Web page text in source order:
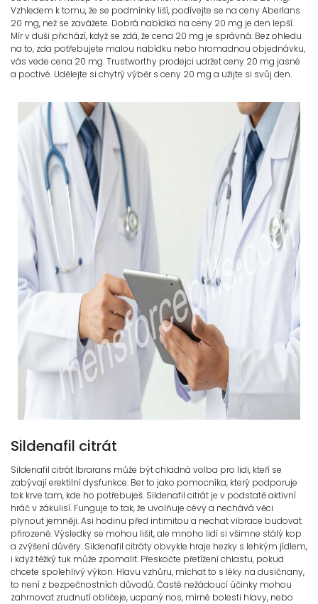
Vzhledem k tomu, že se podmínky liší, podívejte se na ceny Aberlans
20 mg, než se zavážete. Dobrá nabídka na ceny 20 mg je den lepší.
Mír v duši přichází, když se zdá, že cena 20 mg je správná. Bez ohledu
na to, zda potřebujete malou nabídku nebo hromadnou objednávku,
vás vede cena 20 mg. Trustworthy prodejci udržet ceny 20 mg jasné
a poctivé. Udělejte si chytrý výběr s ceny 20 mg a užijte si svůj den.
Sildenafil citrát
Sildenafil citrát Ibrarans může být chladná volba pro lidi, kteří se
zabývají erektilní dysfunkce. Ber to jako pomocníka, který podporuje
tok krve tam, kde ho potřebuješ. Sildenafil citrát je v podstatě aktivní
hráč v zákulisí. Funguje to tak, že uvolňuje cévy a nechává věci
plynout jemněji. Asi hodinu před intimitou a nechat vibrace budovat
přirozeně. Výsledky se mohou lišit, ale mnoho lidí si všimne stálý kop
a zvýšení důvěry. Sildenafil citráty obvykle hraje hezky s lehkým jídlem,
i když těžký tuk může zpomalit. Přeskočte přetížení chlastu, pokud
chcete spolehlivý výkon. Hlavu vzhůru, míchat to s léky na dusičnany,
to není z bezpečnostních důvodů. Časté nežádoucí účinky mohou
zahrnovat zrudnutí obličeje, ucpaný nos, mírné bolesti hlavy, nebo